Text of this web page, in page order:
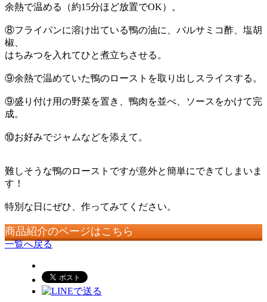
余熱で温める（約15分ほど放置でOK）。
⑧フライパンに溶け出ている鴨の油に、バルサミコ酢、塩胡
椒、
はちみつを入れてひと煮立ちさせる。
⑨余熱で温めていた鴨のローストを取り出しスライスする。
⑨盛り付け用の野菜を置き、鴨肉を並べ、ソースをかけて完
成。
⑩お好みでジャムなどを添えて。
難しそうな鴨のローストですが意外と簡単にできてしまいま
す！
特別な日にぜひ、作ってみてください。
商品紹介のページはこちら
一覧へ戻る